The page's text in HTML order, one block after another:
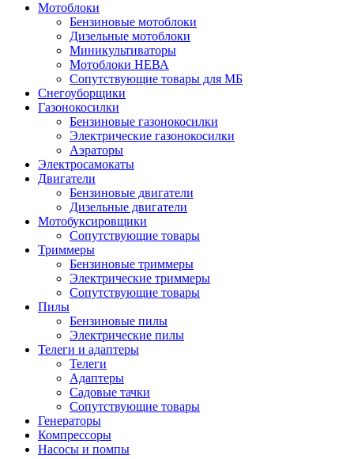
Мотоблоки
Бензиновые мотоблоки
Дизельные мотоблоки
Миникультиваторы
Мотоблоки НЕВА
Сопутствующие товары для МБ
Снегоуборщики
Газонокосилки
Бензиновые газонокосилки
Электрические газонокосилки
Аэраторы
Электросамокаты
Двигатели
Бензиновые двигатели
Дизельные двигатели
Мотобуксировщики
Сопутствующие товары
Триммеры
Бензиновые триммеры
Электрические триммеры
Сопутствующие товары
Пилы
Бензиновые пилы
Электрические пилы
Телеги и адаптеры
Телеги
Адаптеры
Садовые тачки
Сопутствующие товары
Генераторы
Компрессоры
Насосы и помпы